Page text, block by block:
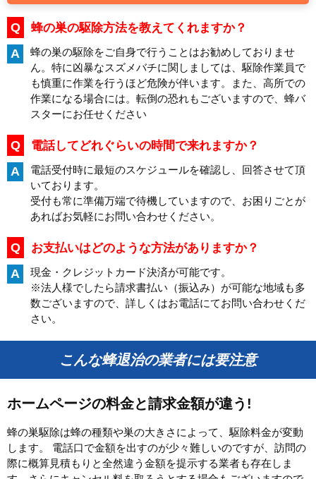
Q 蜂の巣の駆除方法を教えてくれますか？
A
蜂の巣の駆除をご自身で行うことはお勧めしておりませ
ん。特に凶暴なスズメバチに関しましては、駆除作業員で
も慎重に作業を行うほど危険が伴います。また、高所での
作業になる場合には。転倒の恐れもございますので、蜂バ
スターにお任せください
Q 電話してどれぐらいの時間で来れますか？
A
電話受付時に最短のスケジュールを確認し、回答させて頂
いております。
受付も常に準備万端で待機していますので、お困りごとが
あればお気軽にお問い合わせください。
Q お支払いはどのような方法がありますか？
A
現金・クレジットカード決済が可能です。
※法人様でしたら請求書払い（振込み）が可能な地域も多
数ございますので、詳しくはお電話にてお問い合わせくだ
さい。
こんな蜂退治の業者には要注意
ホームページの料金と請求金額が違う!
蜂の巣駆除は蜂の種類や巣の大きさによって、駆除料金が変動
します。 電話口で金額を出すのが少々難しいのですが、訪問の
際に概算見積もりと全然違う金額を提示する業者も存在しま